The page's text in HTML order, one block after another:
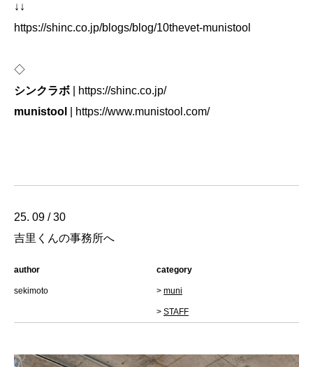
↓↓
https://shinc.co.jp/blogs/blog/10thevet-munistool
◇
シンクラボ
https://shinc.co.jp/
munistool
https://www.munistool.com/
25. 09 / 30
吉里くんの事務所へ
author
sekimoto
category
> muni
> STAFF